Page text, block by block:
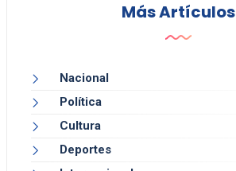
Más Artículos
Nacional
Política
Cultura
Deportes